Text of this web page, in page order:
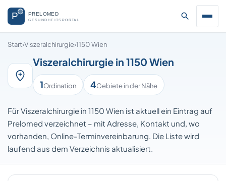
Start›Viszeralchirurgie›1150 Wien
Viszeralchirurgie in 1150 Wien
1Ordination 4Gebiete in der Nähe
Für Viszeralchirurgie in 1150 Wien ist aktuell ein Eintrag auf
Prelomed verzeichnet – mit Adresse, Kontakt und, wo
vorhanden, Online-Terminvereinbarung. Die Liste wird
laufend aus dem Verzeichnis aktualisiert.